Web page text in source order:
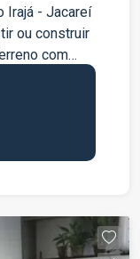
Irajá - Jacareí
ou construir
em
às margens
fácil
dos